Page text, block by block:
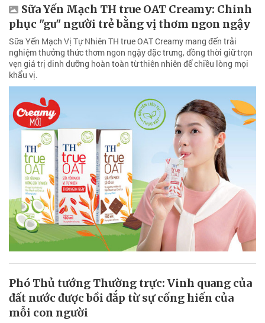
Sữa Yến Mạch TH true OAT Creamy: Chinh
phục "gu" người trẻ bằng vị thơm ngon ngậy
Sữa Yến Mạch Vị Tự Nhiên TH true OAT Creamy mang đến trải
nghiệm thưởng thức thơm ngon ngậy đặc trưng, đồng thời giữ trọn
vẹn giá trị dinh dưỡng hoàn toàn từ thiên nhiên để chiều lòng mọi
khẩu vị.
Phó Thủ tướng Thường trực: Vinh quang của
đất nước được bồi đắp từ sự cống hiến của
mỗi con người